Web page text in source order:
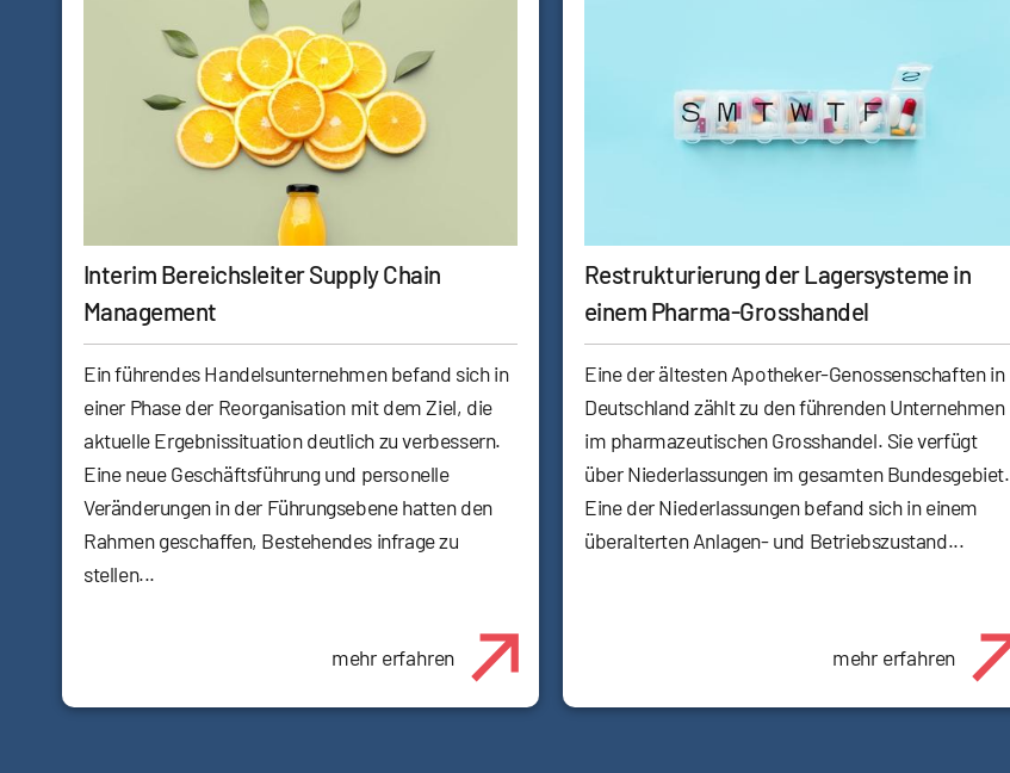
Interim Bereichsleiter Supply Chain
Management
Ein führendes Handelsunternehmen befand sich in
einer Phase der Reorganisation mit dem Ziel, die
aktuelle Ergebnissituation deutlich zu verbessern.
Eine neue Geschäftsführung und personelle
Veränderungen in der Führungsebene hatten den
Rahmen geschaffen, Bestehendes infrage zu
stellen...
mehr erfahren
Restrukturierung der Lagersysteme in
einem Pharma-Grosshandel
Eine der ältesten Apotheker-Genossenschaften in
Deutschland zählt zu den führenden Unternehmen
im pharmazeutischen Grosshandel. Sie verfügt
über Niederlassungen im gesamten Bundesgebiet.
Eine der Niederlassungen befand sich in einem
überalterten Anlagen- und Betriebszustand...
mehr erfahren